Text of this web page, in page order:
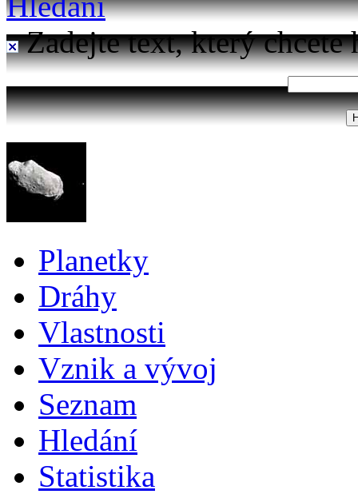
Zadejte text, který chcete
Planetky
Dráhy
Vlastnosti
Vznik a vývoj
Seznam
Hledání
Statistika